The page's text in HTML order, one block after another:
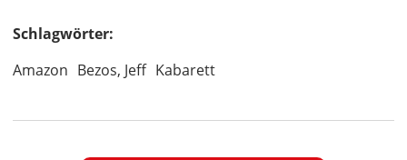
Schlagwörter:
Amazon Bezos, Jeff Kabarett